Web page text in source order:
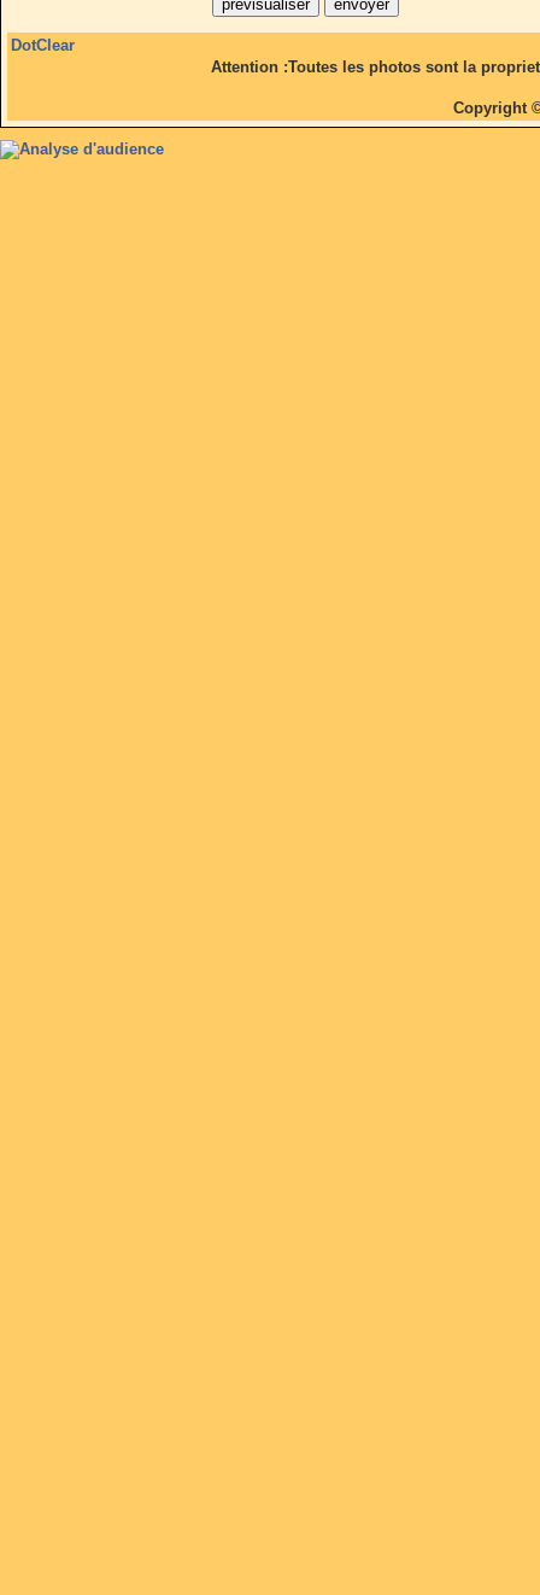
DotClear
Attention :Toutes les photos sont la
Copyright